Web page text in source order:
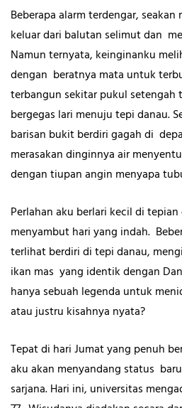
Beberapa alarm terdengar,
keluar dari balutan selimut dan
Namun ternyata, keinginanku
dengan beratnya mata untuk
terbangun sekitar pukul
bergegas lari menuju tepi danau.
barisan bukit berdiri gagah di
merasakan dinginnya air
dengan tiupan angin menyapa
Perlahan aku berlari kecil di
menyambut hari yang indah.
terlihat berdiri di tepi danau,
ikan mas yang identik dengan
hanya sebuah legenda untuk
atau justru kisahnya nyata?
Tepat di hari Jumat yang penuh
aku akan menyandang status
sarjana. Hari ini, universitas